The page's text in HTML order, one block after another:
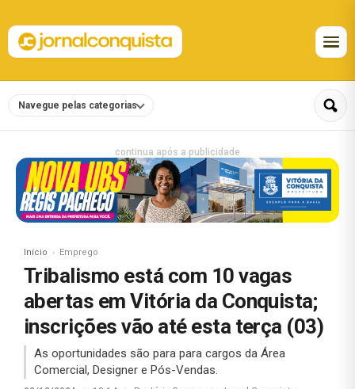
Navegue pelas categorias
continua após a publicidade
Início Emprego
Tribalismo está com 10 vagas
abertas em Vitória da Conquista;
inscrições vão até esta terça (03)
As oportunidades são para para cargos da Área
Comercial, Designer e Pós-Vendas.